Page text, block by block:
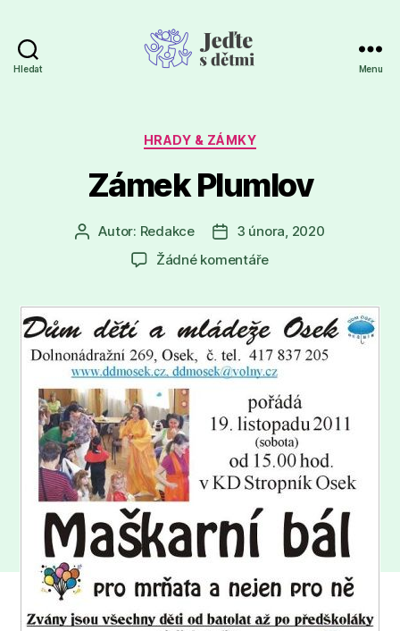
Hledat Menu
Rubriky
HRADY & ZÁMKY
Zámek Plumlov
Autor
příspěvku
Autor: Redakce
Datum
příspěvku
3 února, 2020
Žádné komentářeu
názvem
Zámek
Plumlov